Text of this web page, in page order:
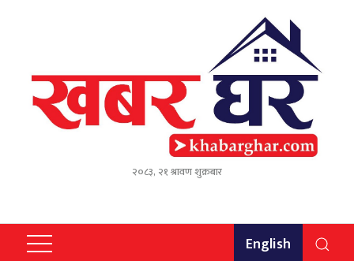
२०८३, २१ श्रावण शुक्रबार
English